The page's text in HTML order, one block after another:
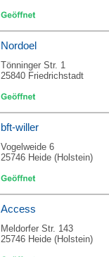
Nordoel
Tönninger Str. 1
25840 Friedrichstadt
bft-willer
Vogelweide 6
25746 Heide (Holstein)
Access
Meldorfer Str. 143
25746 Heide (Holstein)